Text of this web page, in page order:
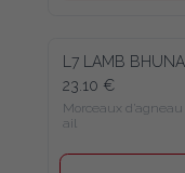
L7 LAMB BHUNA
23.10 €
Morceaux d’agneau